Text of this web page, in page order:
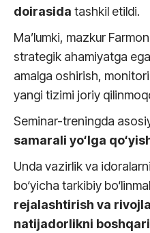
doirasida tashkil etildi.
Ma’lumki, mazkur
strategik ahamiyatga
amalga oshirish,
yangi tizimi joriy
Seminar-treningda
samarali yo‘lga
Unda vazirlik va
bo‘yicha tarkibiy
rejalashtirish va
natijadorlikni